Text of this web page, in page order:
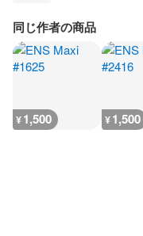
同じ作者の商品
¥1,500 ¥1,500